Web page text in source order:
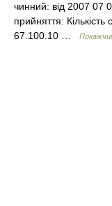
чинний: від 2007 07
прийняття:
67.100.10 …